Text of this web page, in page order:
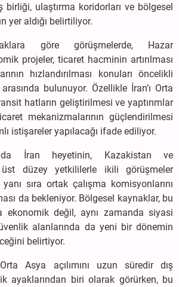
birliği, ulaştırma koridorları ve bölgesel
yer aldığı belirtiliyor.
göre görüşmelerde, Hazar
projeler, ticaret hacminin artırılması
hızlandırılması konuları öncelikli
bulunuyor. Özellikle İran’ı Orta
hatların geliştirilmesi ve yaptırımlar
mekanizmalarının güçlendirilmesi
istişareler yapılacağı ifade ediliyor.
İran heyetinin, Kazakistan ve
üst düzey yetkililerle ikili görüşmeler
sıra ortak çalışma komisyonlarını
da bekleniyor. Bölgesel kaynaklar, bu
ekonomik değil, aynı zamanda siyasi
alanlarında da yeni bir dönemin
belirtiyor.
Asya açılımını uzun süredir dış
ayaklarından biri olarak görürken, bu